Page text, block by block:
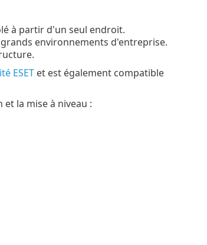
à partir d'un seul endroit.
environnements d'entreprise.
ESETet est également compatible
et la mise à niveau :